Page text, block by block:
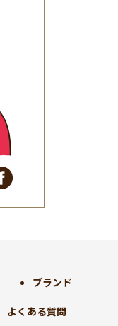
ブランド
よくある質問